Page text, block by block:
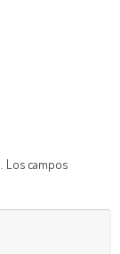
Los campos